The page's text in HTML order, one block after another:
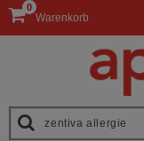
Warenkorb
0